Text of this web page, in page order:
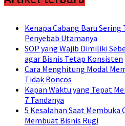
Kenapa Cabang Baru
Penyebab Utamanya
SOP yang Wajib Dimiliki
agar Bisnis Tetap Konsisten
Cara Menghitung Modal
Tidak Boncos
Kapan Waktu yang Tepat
7 Tandanya
5 Kesalahan Saat Membuka
Membuat Bisnis Rugi